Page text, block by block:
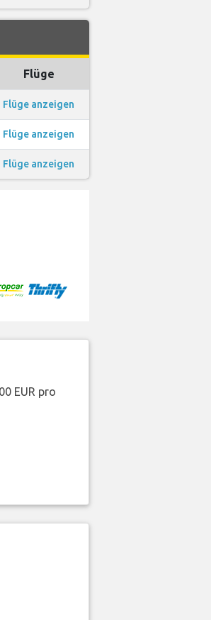
Flüge
Flüge anzeigen
Flüge anzeigen
Flüge anzeigen
EUR pro